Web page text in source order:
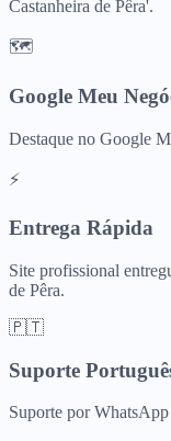
Castanheira de Pêra'.
🗺️
Google Meu
Destaque no Google
⚡
Entrega Rápida
Site profissional
de Pêra.
🇵🇹
Suporte
Suporte por